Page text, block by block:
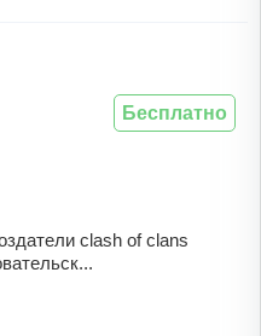
clash of clans
Бесплатно